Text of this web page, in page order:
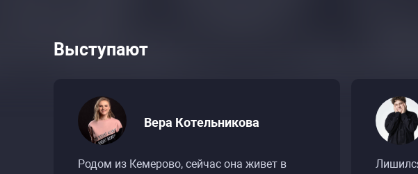
Выступают
Вера Котельникова
Родом из Кемерово, сейчас она живет в